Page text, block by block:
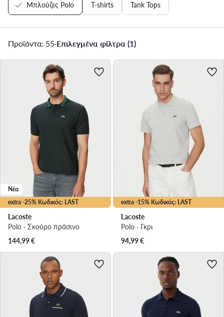
Μπλούζες Polo T-shirts Tank Tops
Προϊόντα: 55·Επιλεγμένα φίλτρα (1)
extra -25% Κωδικός: LAST
Νέα
Lacoste
Polo · Σκούρο πράσινο
144,99€
extra -15% Κωδικός: LAST
Lacoste
Polo · Γκρι
94,99€